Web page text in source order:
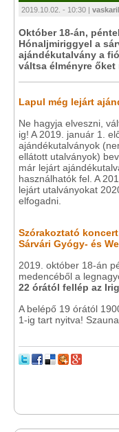
2019.10.02. - 10:30 |
Október 18-án,
Hónaljmiriggyel a
ajándékutalvány a
váltsa élményre őket
Lapul még lejárt
Ne hagyja elveszni,
ig! A 2019. január 1.
ajándékutalványok
ellátott utalványok)
már lejárt
használhatók fel. A
lejárt utalványokat
elfogadni.
Szórakoztató
Sárvári Gyógy- és
2019. október 18-án
medencéből a
22 órától fellép az
A belépő 19 órától
1-ig tart nyitva!